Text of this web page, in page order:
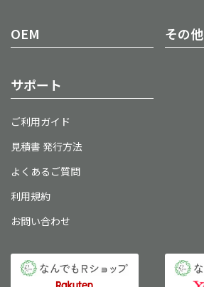
OEM その他
サポート
ご利用ガイド
見積書 発行方法
よくあるご質問
利用規約
お問い合わせ